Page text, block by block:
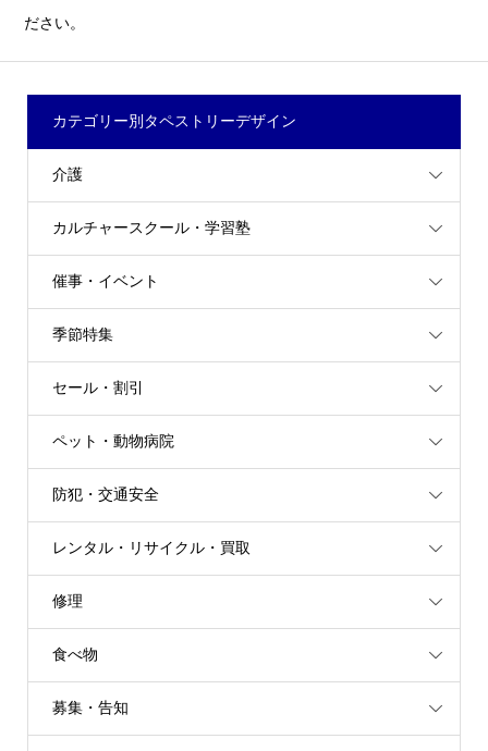
ださい。
カテゴリー別タペストリーデザイン
介護
カルチャースクール・学習塾
催事・イベント
季節特集
セール・割引
ペット・動物病院
防犯・交通安全
レンタル・リサイクル・買取
修理
食べ物
募集・告知